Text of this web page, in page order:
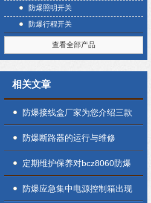
防爆照明开关
防爆行程开关
查看全部产品
相关文章
防爆接线盒厂家为您介绍三款
不同的产品区别
防爆断路器的运行与维修
定期维护保养对bcz8060防爆
防腐插接装置的安全性至关重
防爆应急集中电源控制箱出现